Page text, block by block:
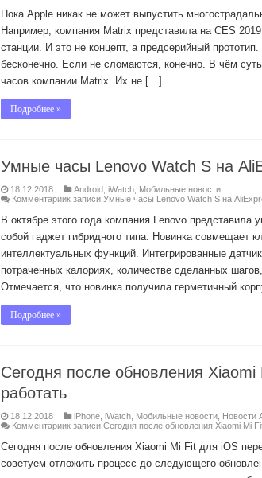
Пока Apple никак не может выпустить
Например, компания Matrix представила на CES
станции. И это не концепт, а предсерийный
бесконечно. Если не сломаются, конечно. В чём
часов компании Matrix. Их не […]
Подробнее »
Умные часы Lenovo Watch S на
18.12.2018 Android, iWatch, Мобильные новости
Комментариик записи Умные часы Lenovo Watch S на
В октябре этого года компания Lenovo
собой гаджет гибридного типа. Новинка совмещает
интеллектуальных функций. Интегрированные
потраченных калориях, количестве сделанных
Отмечается, что новинка получила герметичный
Подробнее »
Сегодня после обновления
работать
18.12.2018 iPhone, iWatch, Мобильные новости, Новости
Комментариик записи Сегодня после обновления Xiaomi Mi
Сегодня после обновления Xiaomi Mi Fit для iOS
советуем отложить процесс до следующего